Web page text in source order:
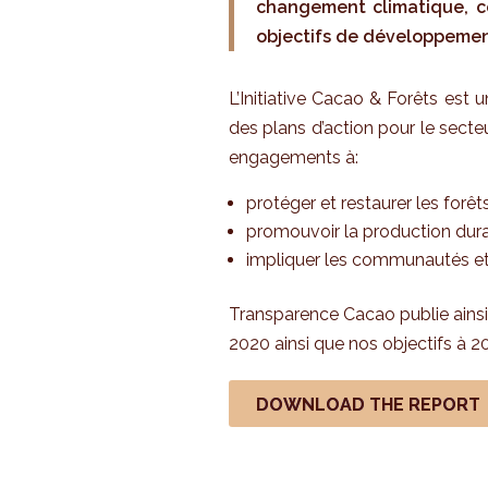
changement climatique,
objectifs de
L’Initiative Cacao & Forêts est
des plans d’action pour le
engagements à:
protéger et restaurer les
promouvoir la production
impliquer les communautés
Transparence Cacao publie
2020 ainsi que nos objectifs à
DOWNLOAD THE REPORT